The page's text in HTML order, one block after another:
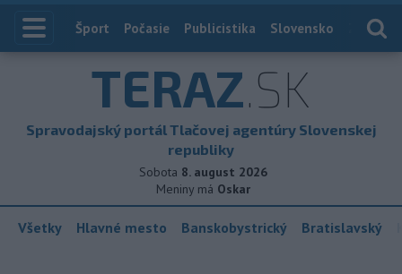
Index
Šport Počasie Publicistika Slovensko
TERAZ.SK
Spravodajský portál Tlačovej agentúry Slovenskej
republiky
Sobota 8. august 2026
Meniny má Oskar
Všetky Hlavné mesto Banskobystrický Bratislavský